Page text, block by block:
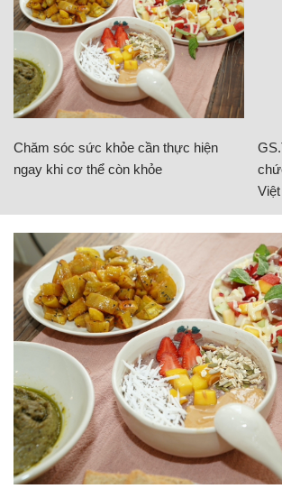
Chăm sóc sức khỏe cần thực hiện
ngay khi cơ thể còn khỏe